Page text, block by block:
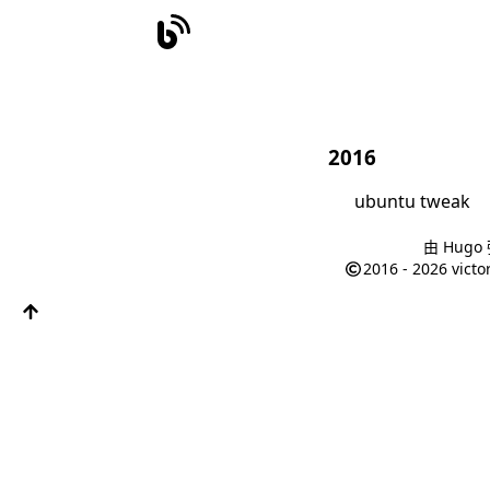
2016
ubuntu tweak
由 Hugo
2016 - 2026